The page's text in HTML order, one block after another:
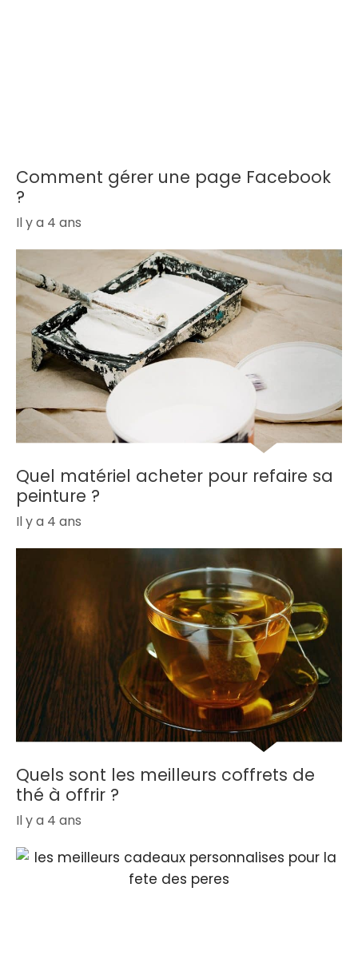
Comment gérer une page Facebook
?
Il y a 4 ans
Quel matériel acheter pour refaire sa
peinture ?
Il y a 4 ans
Quels sont les meilleurs coffrets de
thé à offrir ?
Il y a 4 ans